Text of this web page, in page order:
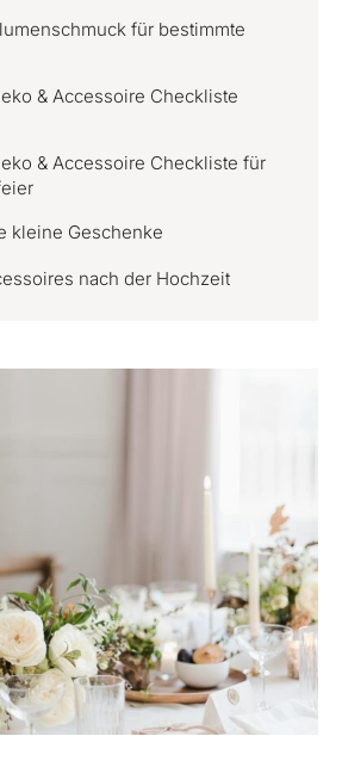
für bestimmte
& Accessoire Checkliste
& Accessoire Checkliste für
kleine Geschenke
nach der Hochzeit